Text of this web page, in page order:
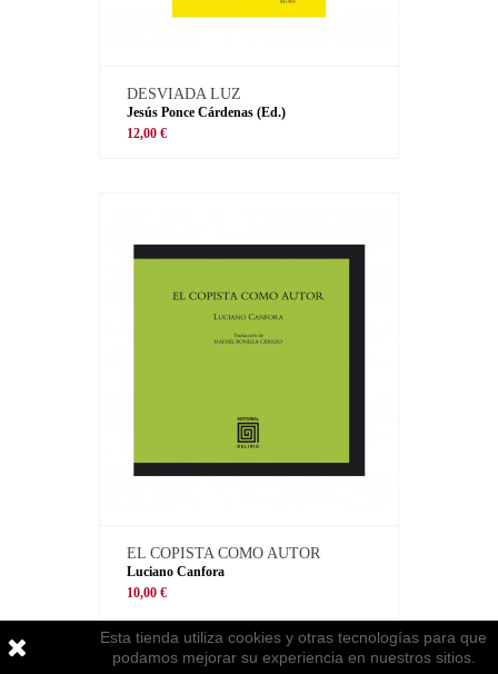
DESVIADA LUZ
Jesús Ponce Cárdenas (Ed.)
12,00 €
EL COPISTA COMO AUTOR
Luciano Canfora
10,00 €
Esta tienda utiliza cookies y otras tecnologías para que
podamos mejorar su experiencia en nuestros sitios.